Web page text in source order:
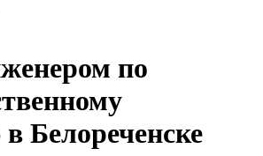
по
Белореченске